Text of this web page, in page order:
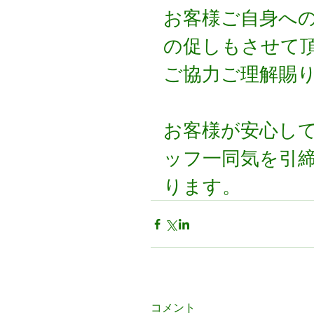
お客様ご自身へ
の促しもさせて
ご協力ご理解賜
お客様が安心し
ッフ一同気を引
ります。
コメント